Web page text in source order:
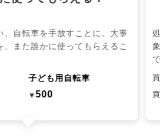
、自転車を手放すことに。大事
、また誰かに使ってもらえるこ
子ども用自転車
￥500